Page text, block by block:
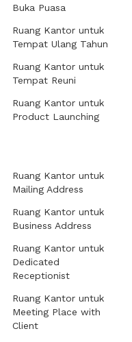
Buka Puasa
Ruang Kantor untuk
Tempat Ulang Tahun
Ruang Kantor untuk
Tempat Reuni
Ruang Kantor untuk
Product Launching
Ruang Kantor untuk
Mailing Address
Ruang Kantor untuk
Business Address
Ruang Kantor untuk
Dedicated
Receptionist
Ruang Kantor untuk
Meeting Place with
Client